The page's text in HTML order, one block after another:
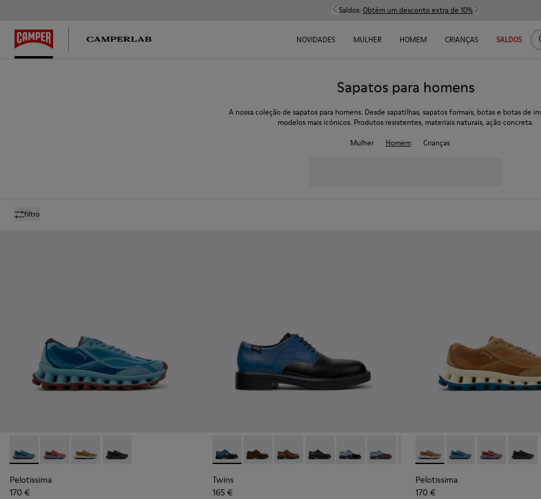
Saldos: Obtém um desconto extra de 10%
NOVIDADES MULHER HOMEM CRIANÇAS SALDOS
Sapatos para homens
A nossa coleção de sapatos para homens. Desde sapatilhas, sapatos formais, botas e botas de
modelos mais icónicos. Produtos resistentes, materiais naturais, ação concreta.
Mulher
Homem Crianças
filtro
Pelotissima - K101109-011 - Ténis azuis em materiais técnicos reciclados Para homem.
Pelotissima - K101109-010
Pelotissima - K101109-007 - Sapatilhas castanhas em materiais técnicos reciclados Para homem.
Pelotissima - K101109-006 - Sapatilhas pretas em materiais técnicos reciclados Para homem.
Pelotissima
170 €
Twins - K100979-026 - Sapatos de pele multicoloridos Para homem.
Twins - K100979-027
Twins - K100979-025 - Sapatos de pele castanha Para homem.
Twins - K100979-022 - Sapatos de pele preta Para
Twins - K100979-016
Twins - K100979-015
Twins - K100979-014
Twins - K100979-012
Twins - K100979-011
Twins -
Twins
165 €
Pelotissima - K101109-007
Pelotissima -Pelotissima -
Pelotissima
170 €